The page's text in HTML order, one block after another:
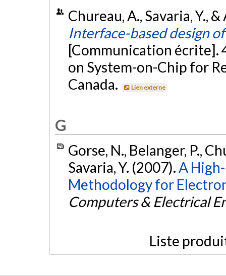
Chureau, A., Savaria, Y.,
Interface-based design
[Communication écrite].
on System-on-Chip for
Canada.
Lien externe
G
Gorse, N., Belanger, P.,
Savaria, Y. (2007).A
Methodology for
Computers & Electrical
Liste